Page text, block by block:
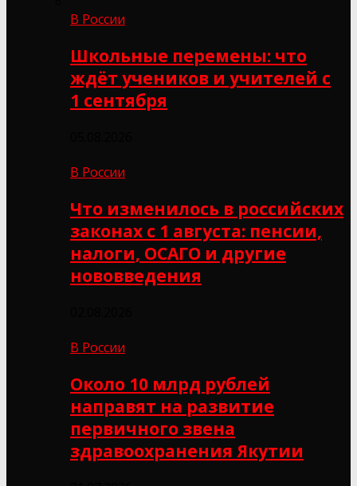
В России
Школьные перемены: что
ждёт учеников и учителей с
1 сентября
В России
Что изменилось в российских
законах с 1 августа: пенсии,
налоги, ОСАГО и другие
нововведения
В России
Около 10 млрд рублей
направят на развитие
первичного звена
здравоохранения Якутии